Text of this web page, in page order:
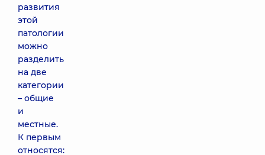
развития
этой
патологии
можно
разделить
на две
категории
– общие
и
местные.
К первым
относятся: